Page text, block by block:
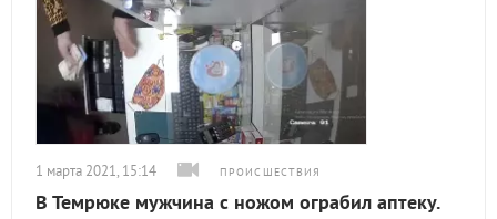
1 марта 2021, 15:14 ПРОИСШЕСТВИЯ
В Темрюке мужчина с ножом ограбил аптеку.